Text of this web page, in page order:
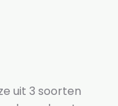
uit 3 soorten